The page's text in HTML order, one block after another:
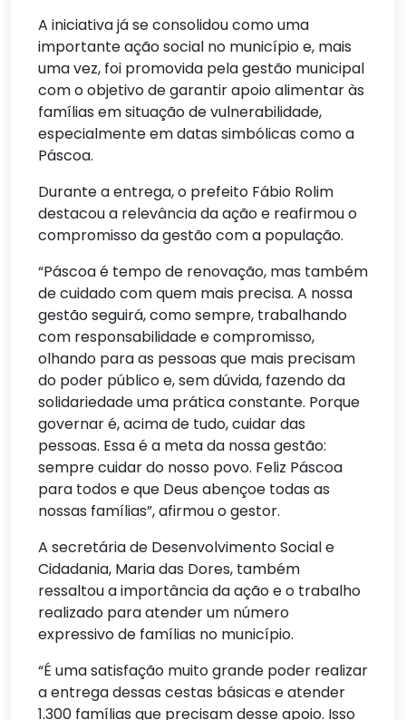
A iniciativa já se consolidou como uma
importante ação social no município e, mais
uma vez, foi promovida pela gestão municipal
com o objetivo de garantir apoio alimentar às
famílias em situação de vulnerabilidade,
especialmente em datas simbólicas como a
Páscoa.
Durante a entrega, o prefeito Fábio Rolim
destacou a relevância da ação e reafirmou o
compromisso da gestão com a população.
“Páscoa é tempo de renovação, mas também
de cuidado com quem mais precisa. A nossa
gestão seguirá, como sempre, trabalhando
com responsabilidade e compromisso,
olhando para as pessoas que mais precisam
do poder público e, sem dúvida, fazendo da
solidariedade uma prática constante. Porque
governar é, acima de tudo, cuidar das
pessoas. Essa é a meta da nossa gestão:
sempre cuidar do nosso povo. Feliz Páscoa
para todos e que Deus abençoe todas as
nossas famílias”, afirmou o gestor.
A secretária de Desenvolvimento Social e
Cidadania, Maria das Dores, também
ressaltou a importância da ação e o trabalho
realizado para atender um número
expressivo de famílias no município.
“É uma satisfação muito grande poder realizar
a entrega dessas cestas básicas e atender
1.300 famílias que precisam desse apoio. Isso